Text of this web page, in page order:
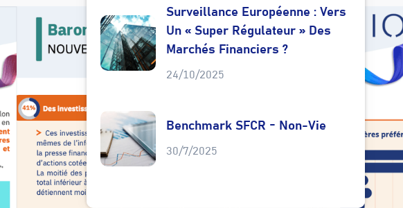
Surveillance Européenne : Vers
Un « Super Régulateur » Des
Marchés Financiers ?
24/10/2025
Benchmark SFCR - Non-Vie
30/7/2025